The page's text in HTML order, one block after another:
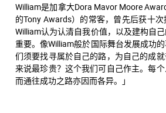
William是加拿大Dora Mavor Moore
的Tony Awards）的常客，曾先后获十次
William认为认清自我价值，以及建构自
重要。像William般於国际舞台发展成功
们须要找寻属於自己的路，为自己的成
来说最珍贵？这个我们可自己作主。每个
而通往成功之路亦因而各异。」